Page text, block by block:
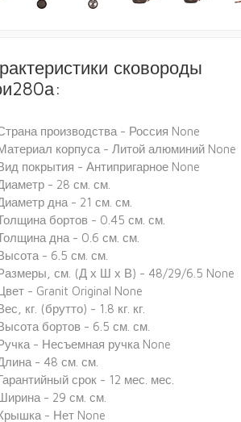
сковороды
производства - Россия None
корпуса - Литой алюминий None
покрытия - Антипригарное None
- 28 см. см.
дна - 21 см. см.
бортов - 0.45 см. см.
дна - 0.6 см. см.
- 6.5 см. см.
см. (Д х Ш х В) - 48/29/6.5 None
- Granit Original None
кг. (брутто) - 1.8 кг. кг.
бортов - 6.5 см. см.
- Несъемная ручка None
- 48 см. см.
срок - 12 мес. мес.
- 29 см. см.
- Нет None